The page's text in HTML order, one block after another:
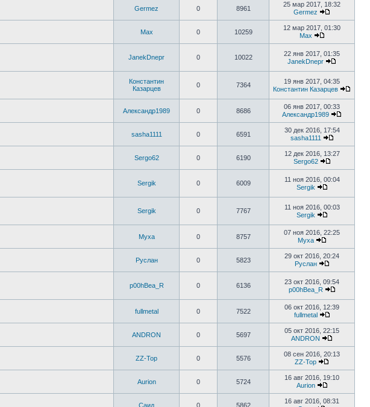
Germez 0 8961
25 мар 2017, 18:32
Germez
Max 0 10259
12 мар 2017, 01:30
Max
JanekDnepr 0 10022
22 янв 2017, 01:35
JanekDnepr
Константин
Казарцев
0 7364
19 янв 2017, 04:35
Константин Казарцев
Александр1989 0 8686
06 янв 2017, 00:33
Александр1989
sasha1111 0 6591
30 дек 2016, 17:54
sasha1111
Sergo62 0 6190
12 дек 2016, 13:27
Sergo62
Sergik 0 6009
11 ноя 2016, 00:04
Sergik
Sergik 0 7767
11 ноя 2016, 00:03
Sergik
Муха 0 8757
07 ноя 2016, 22:25
Муха
Руслан 0 5823
29 окт 2016, 20:24
Руслан
p00hBea_R 0 6136
23 окт 2016, 09:54
p00hBea_R
fullmetal 0 7522
06 окт 2016, 12:39
fullmetal
ANDRON 0 5697
05 окт 2016, 22:15
ANDRON
ZZ-Top 0 5576
08 сен 2016, 20:13
ZZ-Top
Aurion 0 5724
16 авг 2016, 19:10
Aurion
Саид 0 5862
16 авг 2016, 08:31